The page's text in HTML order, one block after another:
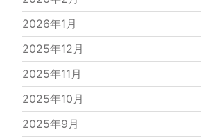
2026年1月
2025年12月
2025年11月
2025年10月
2025年9月